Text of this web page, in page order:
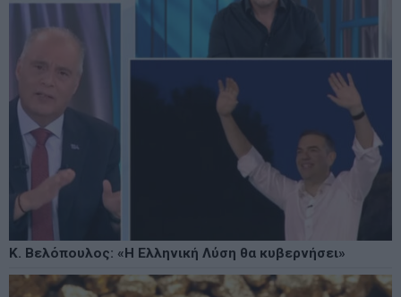
Κ. Βελόπουλος: «Η Ελληνική Λύση θα κυβερνήσει»